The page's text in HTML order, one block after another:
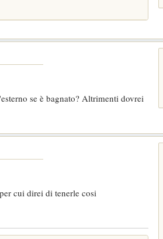
se è bagnato? Altrimenti dovrei
cui direi di tenerle cosi